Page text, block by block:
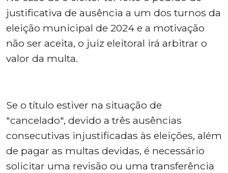
justificativa de ausência a um dos turnos da
eleição municipal de 2024 e a motivação
não ser aceita, o juiz eleitoral irá arbitrar o
valor da multa.
Se o título estiver na situação de
"cancelado", devido a três ausências
consecutivas injustificadas às eleições, além
de pagar as multas devidas, é necessário
solicitar uma revisão ou uma transferência